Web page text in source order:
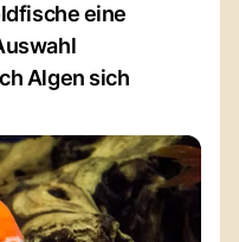
eine
Algen sich